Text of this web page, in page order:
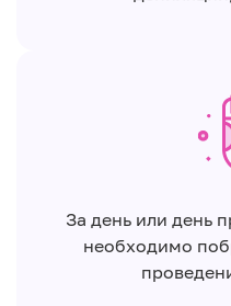
За день или день
необходимо